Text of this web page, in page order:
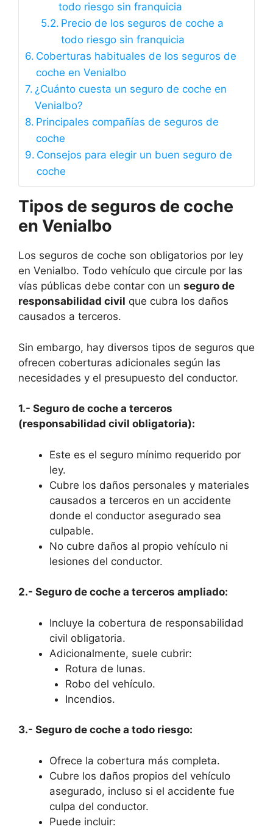
todo riesgo sin franquicia
Precio de los seguros de coche a
todo riesgo sin franquicia
Coberturas habituales de los seguros de
coche en Venialbo
¿Cuánto cuesta un seguro de coche en
Venialbo?
Principales compañías de seguros de
coche
Consejos para elegir un buen seguro de
coche
Tipos de seguros de coche
en Venialbo
Los seguros de coche son obligatorios por ley
en Venialbo. Todo vehículo que circule por las
vías públicas debe contar con un seguro de
responsabilidad civil que cubra los daños
causados a terceros.
Sin embargo, hay diversos tipos de seguros que
ofrecen coberturas adicionales según las
necesidades y el presupuesto del conductor.
1.- Seguro de coche a terceros
(responsabilidad civil obligatoria):
Este es el seguro mínimo requerido por
ley.
Cubre los daños personales y materiales
causados a terceros en un accidente
donde el conductor asegurado sea
culpable.
No cubre daños al propio vehículo ni
lesiones del conductor.
2.- Seguro de coche a terceros ampliado:
Incluye la cobertura de responsabilidad
civil obligatoria.
Adicionalmente, suele cubrir:
Rotura de lunas.
Robo del vehículo.
Incendios.
3.- Seguro de coche a todo riesgo:
Ofrece la cobertura más completa.
Cubre los daños propios del vehículo
asegurado, incluso si el accidente fue
culpa del conductor.
Puede incluir: